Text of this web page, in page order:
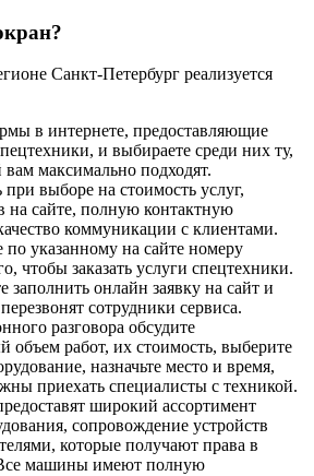
Санкт-Петербург реализуется
в интернете, предоставляющие
и выбираете среди них ту,
вам максимально подходят.
выборе на стоимость услуг,
на сайте, полную контактную
коммуникации с клиентами.
по указанному на сайте номеру
чтобы заказать услуги спецтехники.
онлайн заявку на сайт и
сотрудники сервиса.
разговора обсудите
объем работ, их стоимость, выберите
назначьте место и время,
приехать специалисты с техникой.
широкий ассортимент
сопровождение устройств
которые получают права в
Все машины имеют полную